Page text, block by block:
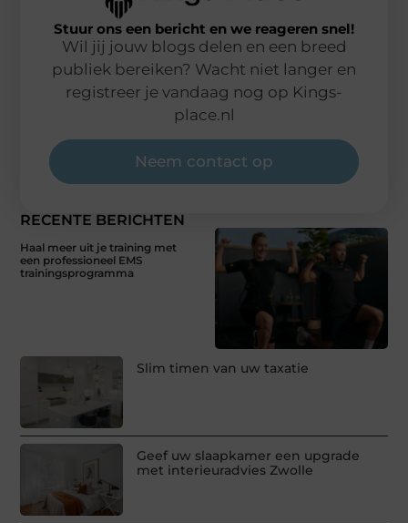
RECENTE BERICHTEN
Haal meer uit je training met
een professioneel EMS
trainingsprogramma
Slim timen van uw taxatie
Geef uw slaapkamer een upgrade
met interieuradvies Zwolle
Stuur ons een bericht en we reageren snel!
Wil jij jouw blogs delen en een breed
publiek bereiken? Wacht niet langer en
registreer je vandaag nog op Kings-
place.nl
Neem contact op